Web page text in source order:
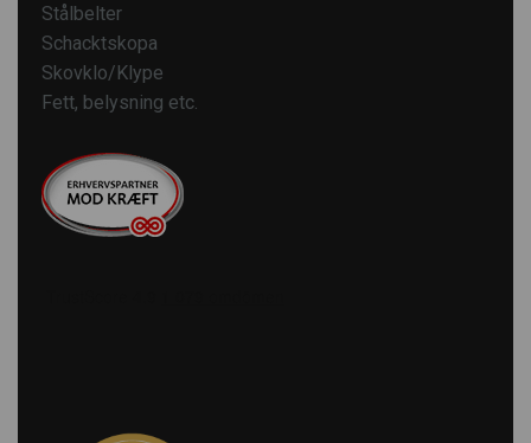
Stålbelter
Schacktskopa
Skovklo/Klype
Fett, belysning etc.